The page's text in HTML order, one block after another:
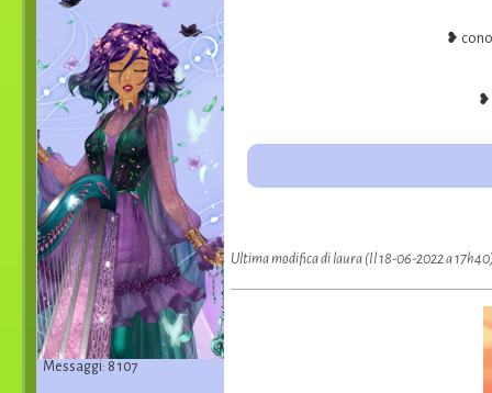
Messaggi: 8 107
❥
❥
Ultima modifica di laura (Il 18-06-2022 a